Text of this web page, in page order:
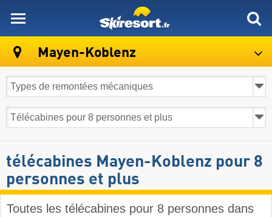
Mayen-Koblenz
télécabines Mayen-Koblenz pour 8
personnes et plus
Toutes les télécabines pour 8 personnes dans